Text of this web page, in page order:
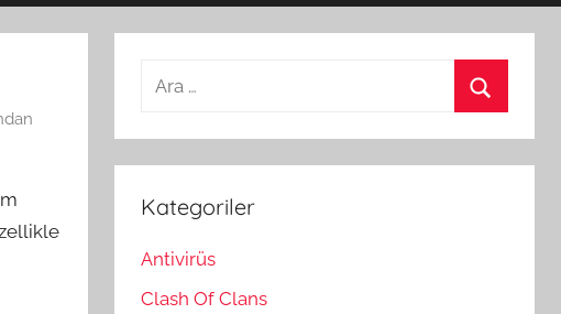
Arama:
Kategoriler
Antivirüs
Clash Of Clans